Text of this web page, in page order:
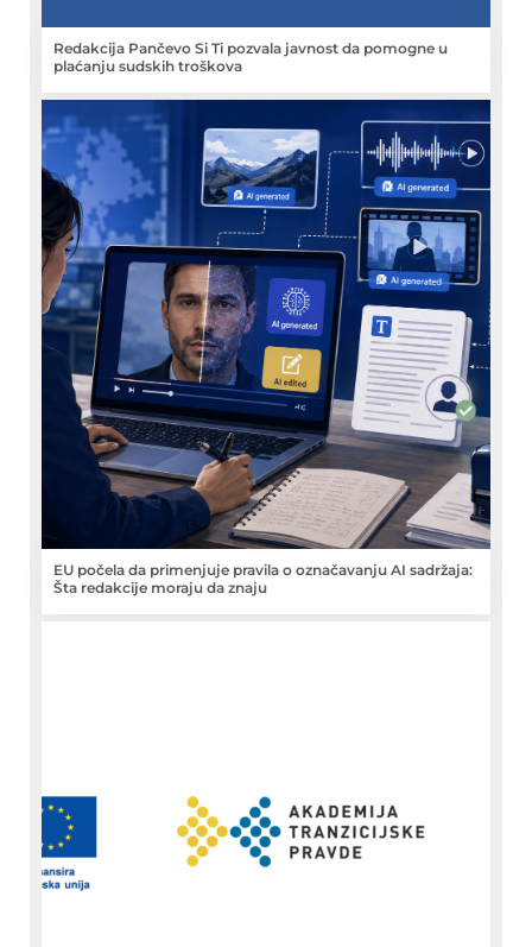
Redakcija Pančevo Si Ti pozvala javnost da pomogne u
plaćanju sudskih troškova
EU počela da primenjuje pravila o označavanju AI sadržaja:
Šta redakcije moraju da znaju